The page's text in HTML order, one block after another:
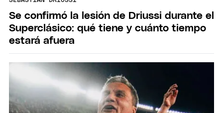
Se confirmó la lesión de Driussi durante el
Superclásico: qué tiene y cuánto tiempo
estará afuera